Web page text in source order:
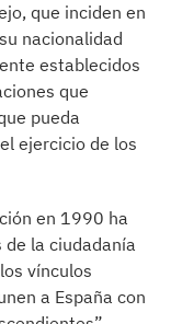
que inciden en
nacionalidad
establecidos
que
pueda
ejercicio de los
en 1990 ha
la ciudadanía
vínculos
a España con